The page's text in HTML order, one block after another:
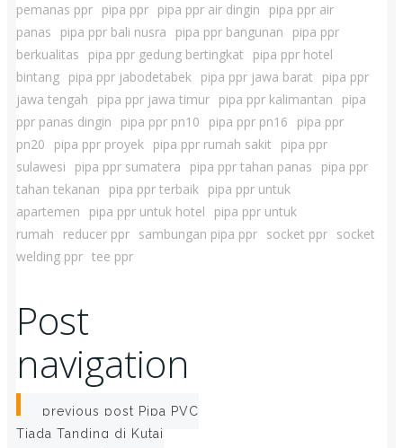
pemanas ppr pipa ppr pipa ppr air dingin
pipa ppr air
panas
pipa ppr bali nusra pipa ppr bangunan
pipa ppr
berkualitas
pipa ppr gedung bertingkat
pipa ppr hotel
bintang pipa ppr jabodetabek pipa ppr jawa barat
pipa ppr
jawa tengah
pipa ppr jawa timur pipa ppr kalimantan
pipa
ppr panas dingin
pipa ppr pn10 pipa ppr pn16
pipa ppr
pn20
pipa ppr proyek pipa ppr rumah sakit
pipa ppr
sulawesi
pipa ppr sumatera pipa ppr tahan panas
pipa ppr
tahan tekanan
pipa ppr terbaik pipa ppr untuk
apartemen
pipa ppr untuk hotel
pipa ppr untuk
rumah
reducer ppr sambungan pipa ppr socket ppr socket
welding ppr tee ppr
Post
navigation
previous post Pipa PVC
Tiada Tanding di Kutai